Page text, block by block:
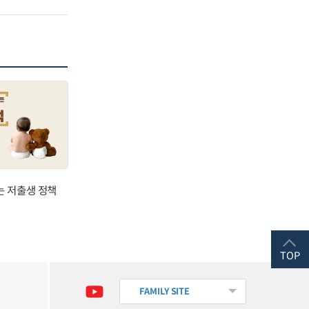
저출생 정책
FAMILY SITE
TOP